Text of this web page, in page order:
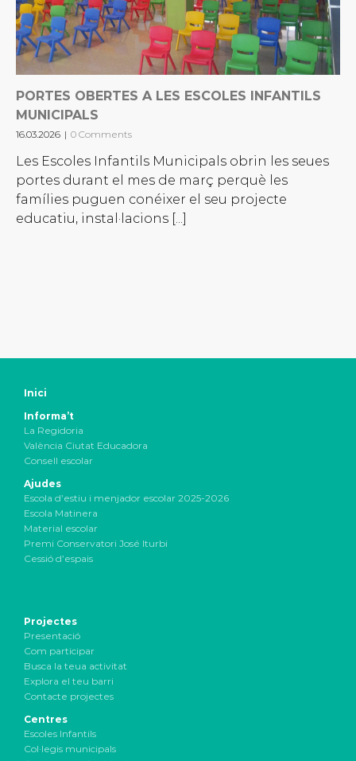
PORTES OBERTES A LES ESCOLES INFANTILS
MUNICIPALS
16.03.2026 | 0 Comments
Les Escoles Infantils Municipals obrin les seues
portes durant el mes de març perquè les
famílies puguen conéixer el seu projecte
educatiu, instal·lacions [...]
Inici
Informa’t
La Regidoria
València Ciutat Educadora
Consell escolar
Ajudes
Escola d’estiu i menjador escolar 2025-2026
Escola Matinera
Material escolar
Premi Conservatori José Iturbi
Cessió d’espais
Projectes
Presentació
Com participar
Busca la teua activitat
Explora el teu barri
Contacte projectes
Centres
Escoles Infantils
Col·legis municipals